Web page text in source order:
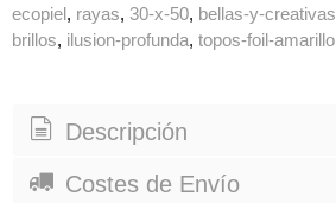
ecopiel rayas 30-x-50 bellas-y-creativas
brillos ilusion-profunda topos-foil-amarillo
Descripción
Costes de Envío